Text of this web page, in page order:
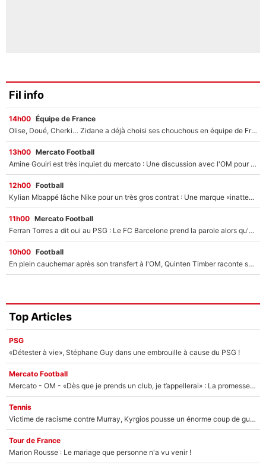
Fil info
14h00 Équipe de France
Olise, Doué, Cherki… Zidane a déjà choisi ses chouchous en équipe de France ? L’IA annonce des surprises sans Kylian Mbappé !
13h00 Mercato Football
Amine Gouiri est très inquiet du mercato : Une discussion avec l'OM pour acter son transfert !
12h00 Football
Kylian Mbappé lâche Nike pour un très gros contrat : Une marque «inattendue» va frapper très fort
11h00 Mercato Football
Ferran Torres a dit oui au PSG : Le FC Barcelone prend la parole alors qu'un transfert de l'attaquant espagnol prend forme
10h00 Football
En plein cauchemar après son transfert à l'OM, Quinten Timber raconte ses doutes après sa signature à Marseille
Top Articles
PSG
«Détester à vie», Stéphane Guy dans une embrouille à cause du PSG !
Mercato Football
Mercato - OM - «Dès que je prends un club, je t’appellerai» : La promesse de Marcelino au moment de claquer la porte
Tennis
Victime de racisme contre Murray, Kyrgios pousse un énorme coup de gueule !
Tour de France
Marion Rousse : Le mariage que personne n'a vu venir !